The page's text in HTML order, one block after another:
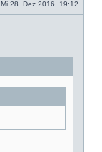
Mi 28. Dez 2016, 19:12